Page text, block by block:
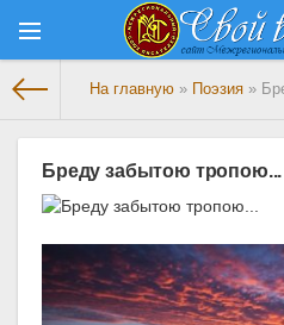
На главную » Поэзия »
Бреду забытою тропою...